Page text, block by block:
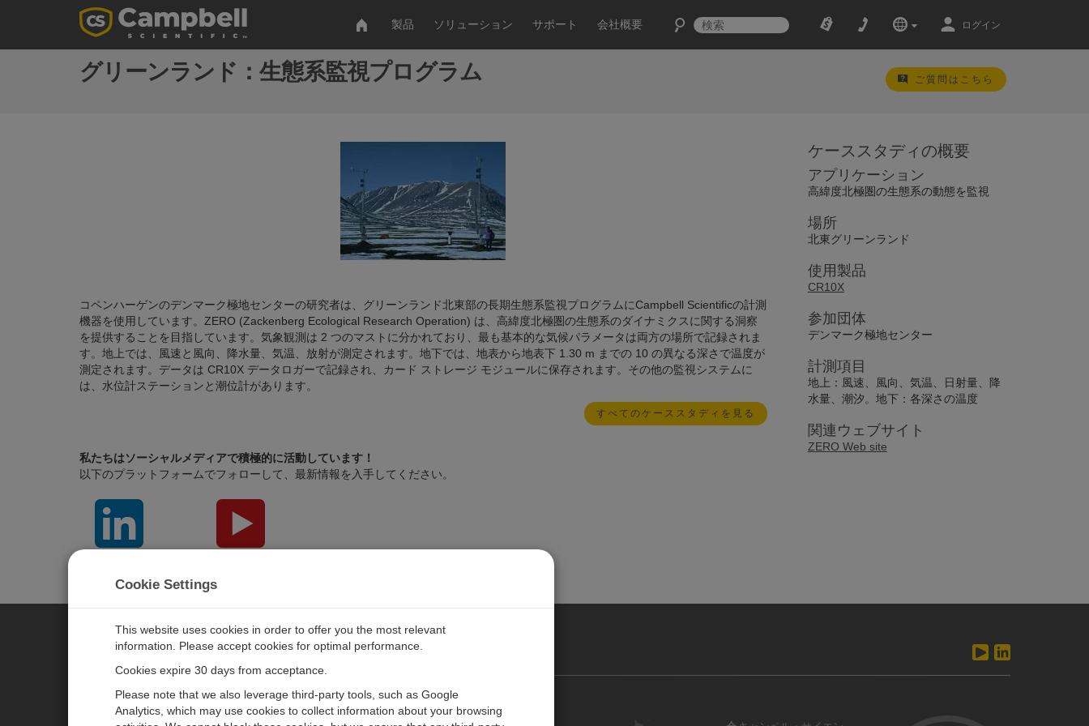
製品 ソリューション サポート 会社概要 ログイン
グリーンランド：生態系監視プログラム ご質問はこちら
コペンハーゲンのデンマーク極地センターの研究者は、グリーンランド北東部の長期生態系監視プログラムにCampbell Scientificの計測
機器を使用しています。ZERO (Zackenberg Ecological Research Operation) は、高緯度北極圏の生態系のダイナミクスに関する洞察
を提供することを目指しています。気象観測は 2 つのマストに分かれており、最も基本的な気候パラメータは両方の場所で記録されま
す。地上では、風速と風向、降水量、気温、放射が測定されます。地下では、地表から地表下 1.30 m までの 10 の異なる深さで温度が
測定されます。データは CR10X データロガーで記録され、カード ストレージ モジュールに保存されます。その他の監視システムに
は、水位計ステーションと潮位計があります。
すべてのケーススタディを見る
私たちはソーシャルメディアで積極的に活動しています！
以下のプラットフォームでフォローして、最新情報を入手してください。
ケーススタディの概要
アプリケーション
高緯度北極圏の生態系の動態を監視
場所
北東グリーンランド
使用製品
CR10X
参加団体
デンマーク極地センター
計測項目
地上：風速、風向、気温、日射量、降
水量、潮汐。地下：各深さの温度
関連ウェブサイト
ZERO Web site
CAMPBELL SCIENTIFIC JAPAN
ニュースルーム お問い合わせ
Cookie Settings
This website uses cookies in order to offer you the most relevant
information. Please accept cookies for optimal performance.
Cookies expire 30 days from acceptance.
Please note that we also leverage third-party tools, such as Google
Analytics, which may use cookies to collect information about your browsing